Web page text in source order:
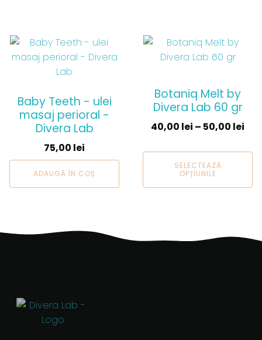
Baby Teeth - ulei
masaj perioral -
Divera Lab
75,00 lei
ADAUGĂ ÎN COȘ
Botaniq Melt by
Divera Lab 60 gr
40,00 lei – 50,00 lei
SELECTEAZĂ
OPȚIUNILE
Acest
produs
multe
variații.
Opțiunile
în